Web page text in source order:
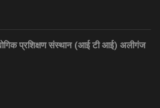
प्रशिक्षण संस्थान (आई टी आई) अलीगंज